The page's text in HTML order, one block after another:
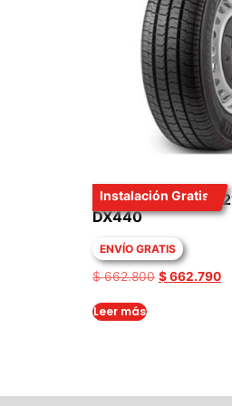
Instalación Gratis
LLANTA DAVANTI
DX440
ENVÍO GRATIS
$662.800 $662.790
Leer más